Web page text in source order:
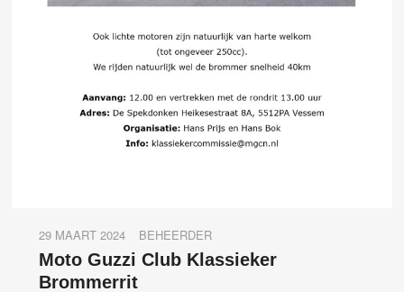
29 MAART 2024 BEHEERDER
Moto Guzzi Club Klassieker
Brommerrit